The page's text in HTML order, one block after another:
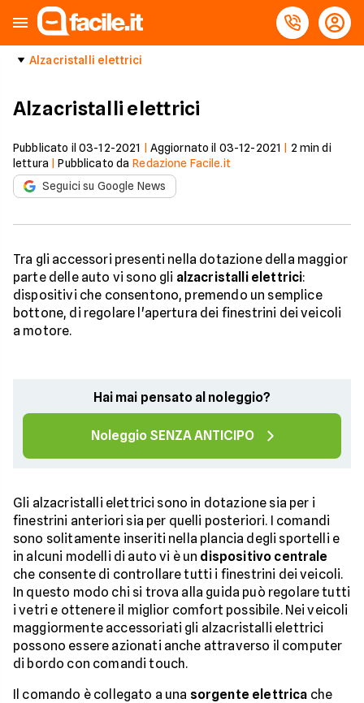
Alzacristalli elettrici
Alzacristalli elettrici
Pubblicato il 03-12-2021 Aggiornato il 03-12-2021 2 min di
lettura |Pubblicato da Redazione Facile.it
Seguici su Google News
Tra gli accessori presenti nella dotazione della maggior
parte delle auto vi sono gli alzacristalli elettrici:
dispositivi che consentono, premendo un semplice
bottone, di regolare l'apertura dei finestrini dei veicoli
a motore.
Hai mai pensato al noleggio?
Noleggio SENZA ANTICIPO
Gli alzacristalli elettrici sono in dotazione sia per i
finestrini anteriori sia per quelli posteriori. I comandi
sono solitamente inseriti nella plancia degli sportelli e
in alcuni modelli di auto vi è un dispositivo centrale
che consente di controllare tutti i finestrini dei veicoli.
In questo modo chi si trova alla guida può regolare tutti
i vetri e ottenere il miglior comfort possibile. Nei veicoli
maggiormente accessoriati gli alzacristalli elettrici
possono essere azionati anche attraverso il computer
di bordo con comandi touch.
Il comando è collegato a una sorgente elettrica che